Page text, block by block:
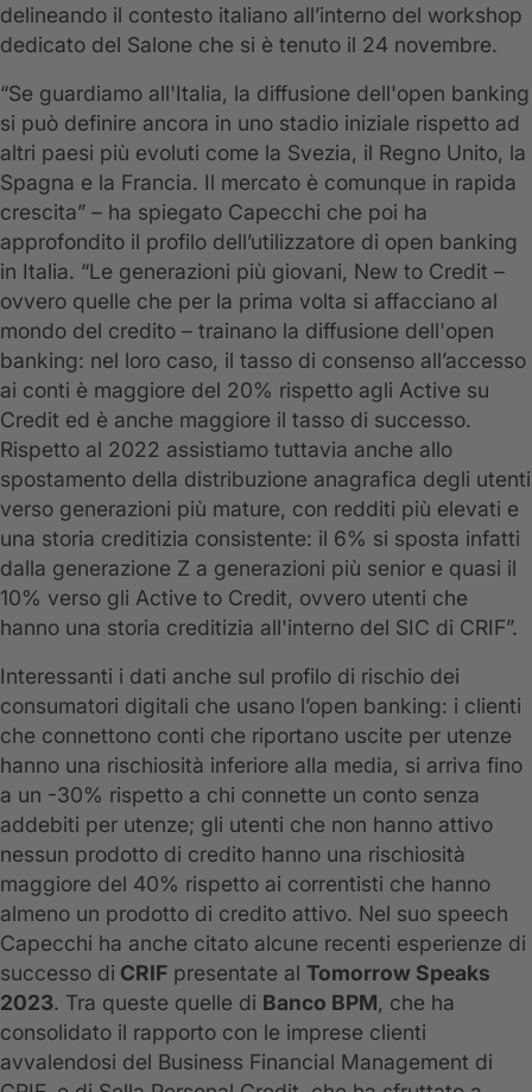
delineando il contesto italiano all’interno del workshop
dedicato del Salone che si è tenuto il 24 novembre.
“Se guardiamo all'Italia, la diffusione dell'open banking
si può definire ancora in uno stadio iniziale rispetto ad
altri paesi più evoluti come la Svezia, il Regno Unito, la
Spagna e la Francia. Il mercato è comunque in rapida
crescita” – ha spiegato Capecchi che poi ha
approfondito il profilo dell’utilizzatore di open banking
in Italia. “Le generazioni più giovani, New to Credit –
ovvero quelle che per la prima volta si affacciano al
mondo del credito – trainano la diffusione dell'open
banking: nel loro caso, il tasso di consenso all’accesso
ai conti è maggiore del 20% rispetto agli Active su
Credit ed è anche maggiore il tasso di successo.
Rispetto al 2022 assistiamo tuttavia anche allo
spostamento della distribuzione anagrafica degli utenti
verso generazioni più mature, con redditi più elevati e
una storia creditizia consistente: il 6% si sposta infatti
dalla generazione Z a generazioni più senior e quasi il
10% verso gli Active to Credit, ovvero utenti che
hanno una storia creditizia all'interno del SIC di CRIF”.
Interessanti i dati anche sul profilo di rischio dei
consumatori digitali che usano l’open banking: i clienti
che connettono conti che riportano uscite per utenze
hanno una rischiosità inferiore alla media, si arriva fino
a un -30% rispetto a chi connette un conto senza
addebiti per utenze; gli utenti che non hanno attivo
nessun prodotto di credito hanno una rischiosità
maggiore del 40% rispetto ai correntisti che hanno
almeno un prodotto di credito attivo. Nel suo speech
Capecchi ha anche citato alcune recenti esperienze di
successo di CRIF presentate al Tomorrow Speaks
2023. Tra queste quelle di Banco BPM, che ha
consolidato il rapporto con le imprese clienti
avvalendosi del Business Financial Management di